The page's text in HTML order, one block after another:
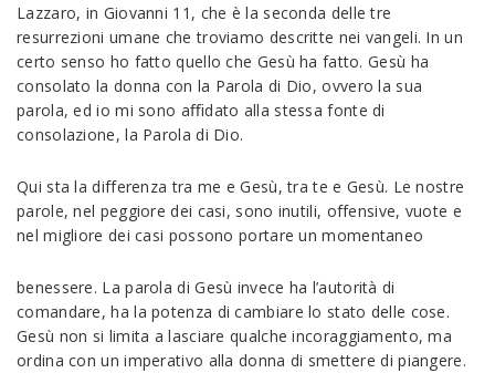
Lazzaro, in Giovanni 11, che è la seconda delle tre
resurrezioni umane che troviamo descritte nei vangeli. In un
certo senso ho fatto quello che Gesù ha fatto. Gesù ha
consolato la donna con la Parola di Dio, ovvero la sua
parola, ed io mi sono aﬃdato alla stessa fonte di
consolazione, la Parola di Dio.
Qui sta la differenza tra me e Gesù, tra te e Gesù. Le nostre
parole, nel peggiore dei casi, sono inutili, offensive, vuote e
nel migliore dei casi possono portare un momentaneo
benessere. La parola di Gesù invece ha l’autorità di
comandare, ha la potenza di cambiare lo stato delle cose.
Gesù non si limita a lasciare qualche incoraggiamento, ma
ordina con un imperativo alla donna di smettere di piangere.